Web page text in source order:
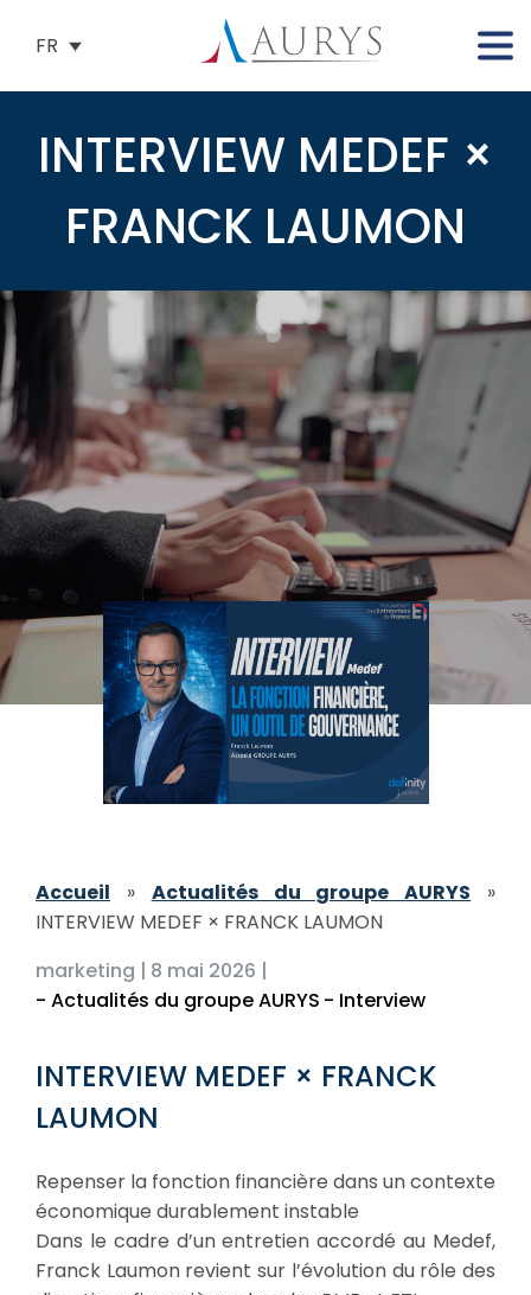
FR
INTERVIEW MEDEF ×
FRANCK LAUMON
Accueil » Actualités du groupe AURYS »
INTERVIEW MEDEF × FRANCK LAUMON
marketing | 8 mai 2026 |
- Actualités du groupe AURYS - Interview
INTERVIEW MEDEF × FRANCK
LAUMON
Repenser la fonction financière dans un contexte
économique durablement instable
Dans le cadre d’un entretien accordé au Medef,
Franck Laumon revient sur l’évolution du rôle des